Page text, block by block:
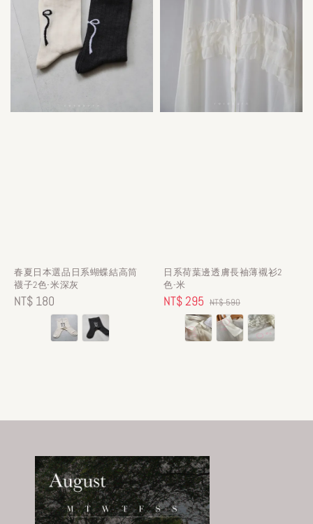
春夏日本選品日系蝴蝶結高筒
襪子2色-米深灰
Regular
NT$ 180
日系荷葉邊透膚長袖薄襯衫2
色-米
Sale
price
NT$ 295 Regular
price
NT$ 590